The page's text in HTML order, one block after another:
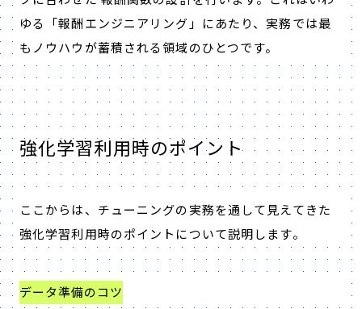
ゆる「報酬エンジニアリング」にあたり、実務では最
もノウハウが蓄積される領域のひとつです。
強化学習利用時のポイント
ここからは、チューニングの実務を通して見えてきた
強化学習利用時のポイントについて説明します。
データ準備のコツ